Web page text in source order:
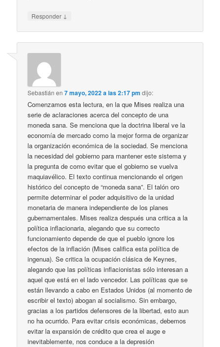
Responder ↓
Sebastián en7 mayo, 2022 a las 2:17 pm dijo:
Comenzamos esta lectura, en la que Mises realiza una
serie de aclaraciones acerca del concepto de una
moneda sana. Se menciona que la doctrina liberal ve la
economía de mercado como la mejor forma de organizar
la organización económica de la sociedad. Se menciona
la necesidad del gobierno para mantener este sistema y
la pregunta de como evitar que el gobierno se vuelva
maquiavélico. El texto continua mencionando el origen
histórico del concepto de “moneda sana”. El talón oro
permite determinar el poder adquisitivo de la unidad
monetaria de manera independiente de los planes
gubernamentales. Mises realiza después una critica a la
política inflacionaria, alegando que su correcto
funcionamiento depende de que el pueblo ignore los
efectos de la inflación (Mises califica esta política de
ingenua). Se critica la ocupación clásica de Keynes,
alegando que las políticas inflacionistas sólo interesan a
aquel que está en el lado vencedor. Las políticas que se
están llevando a cabo en Estados Unidos (al momento de
escribir el texto) abogan al socialismo. Sin embargo,
gracias a los partidos defensores de la libertad, esto aun
no ha ocurrido. Para evitar crisis económicas, debemos
evitar la expansión de crédito que crea el auge e
inevitablemente, nos conduce a la depresión